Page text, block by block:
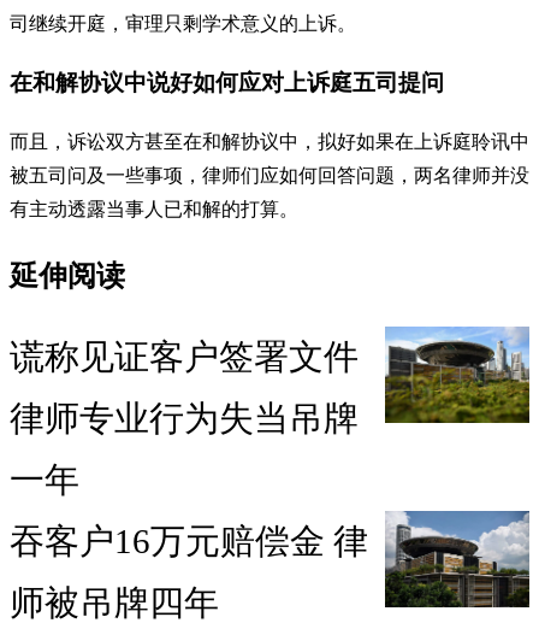
司继续开庭，审理只剩学术意义的上诉。
在和解协议中说好如何应对上诉庭五司提问
而且，诉讼双方甚至在和解协议中，拟好如果在上诉庭聆讯中
被五司问及一些事项，律师们应如何回答问题，两名律师并没
有主动透露当事人已和解的打算。
延伸阅读
谎称见证客户签署文件
律师专业行为失当吊牌
一年
吞客户16万元赔偿金 律
师被吊牌四年